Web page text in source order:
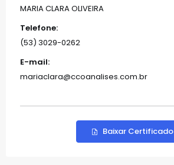
MARIA CLARA OLIVEIRA
Telefone:
(53) 3029-0262
E-mail:
mariaclara@ccoanalises.com.br
Baixar Certificado